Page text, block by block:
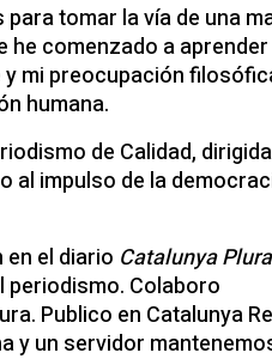
tomar la vía de una
he comenzado a aprender
mi preocupación
humana.
de Calidad,
al impulso de la
el diario Catalunya
periodismo. Colaboro
Publico en Catalunya
y un servidor